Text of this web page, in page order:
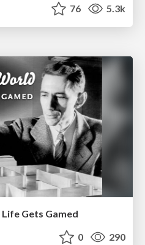
76 5.3k
Gets Gamed
0 290